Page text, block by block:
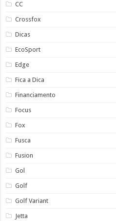
CC
Crossfox
Dicas
EcoSport
Edge
Fica a Dica
Financiamento
Focus
Fox
Fusca
Fusion
Gol
Golf
Golf Variant
Jetta